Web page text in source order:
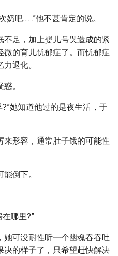
奶吧……”他不甚肯定的说。
足，加上婴儿号哭造成的紧
的育儿忧郁症了。而忧郁症
退化。
。
她知道他过的是夜生活，于
形容，通常肚子饿的可能性
倒下。
哪里?”
可没耐性听一个幽魂吞吞吐
决的样子了，只希望赶快解决